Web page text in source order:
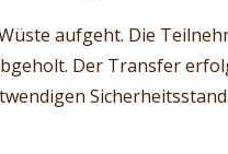
aufgeht. Die
Der Transfer